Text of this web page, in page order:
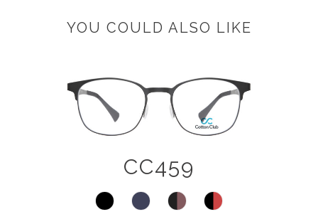
YOU COULD ALSO LIKE
CC459